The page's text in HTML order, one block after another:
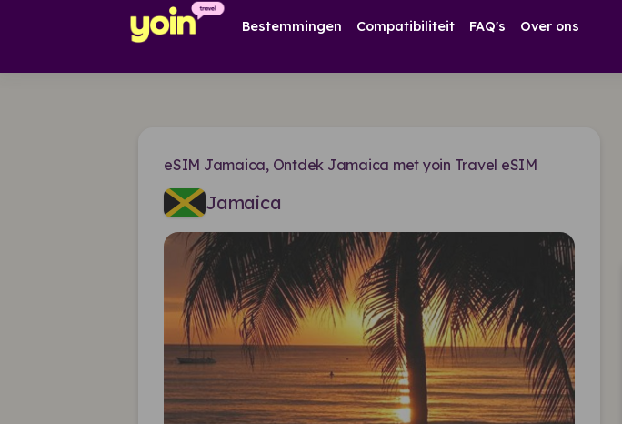
Bestemmingen Compatibiliteit FAQ's Over ons
eSIM Jamaica, Ontdek Jamaica met yoin Travel eSIM
Jamaica